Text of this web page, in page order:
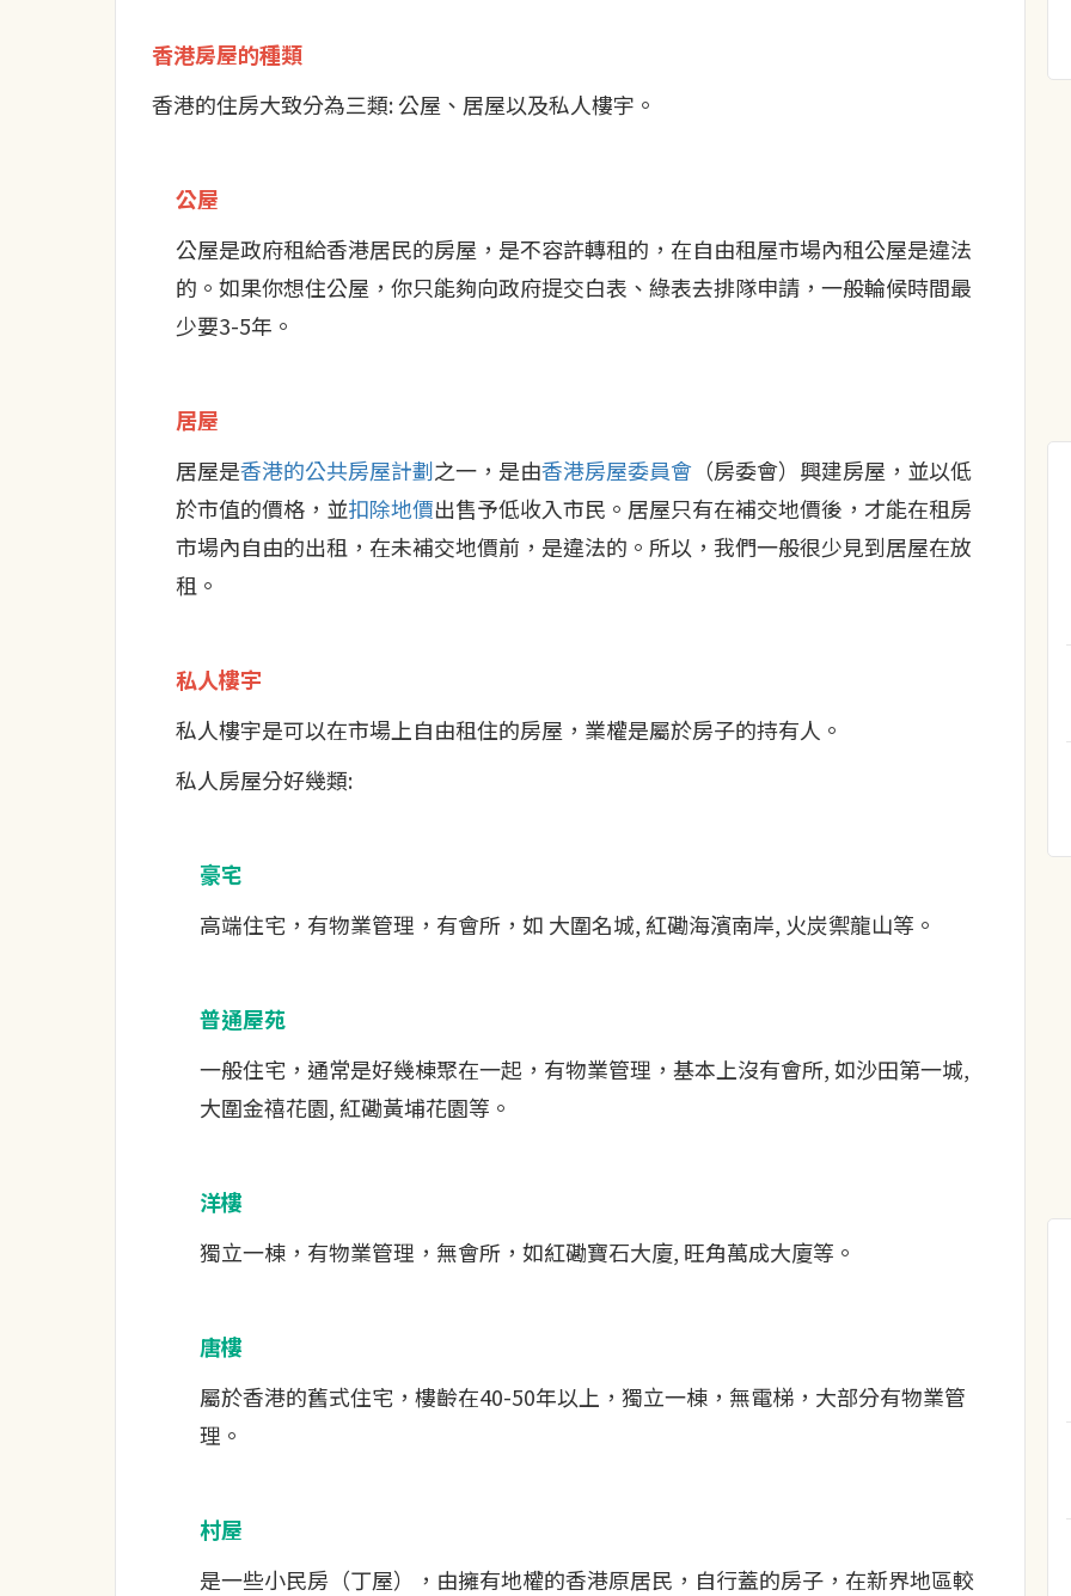
香港房屋的種類
香港的住房大致分為三類: 公屋、居屋以及私人樓宇。
公屋
公屋是政府租給香港居民的房屋，是不容許轉租的，在自由租屋市場內租公屋是違法
的。如果你想住公屋，你只能夠向政府提交白表、綠表去排隊申請，一般輪候時間最
少要3-5年。
居屋
居屋是香港的公共房屋計劃之一，是由香港房屋委員會 （房委會）興建房屋，並以低
於市值的價格，並扣除地價出售予低收入市民。居屋只有在補交地價後，才能在租房
市場內自由的出租，在未補交地價前，是違法的。所以，我們一般很少見到居屋在放
租。
私人樓宇
私人樓宇是可以在市場上自由租住的房屋，業權是屬於房子的持有人。
私人房屋分好幾類:
豪宅
高端住宅，有物業管理，有會所，如 大圍名城, 紅磡海濱南岸, 火炭禦龍山等。
普通屋苑
一般住宅，通常是好幾棟聚在一起，有物業管理，基本上沒有會所, 如沙田第一城,
大圍金禧花園, 紅磡黃埔花園等。
洋樓
獨立一棟，有物業管理，無會所，如紅磡寶石大廈, 旺角萬成大廈等。
唐樓
屬於香港的舊式住宅，樓齡在40-50年以上，獨立一棟，無電梯，大部分有物業管
理。
村屋
是一些小民房（丁屋），由擁有地權的香港原居民，自行蓋的房子，在新界地區較